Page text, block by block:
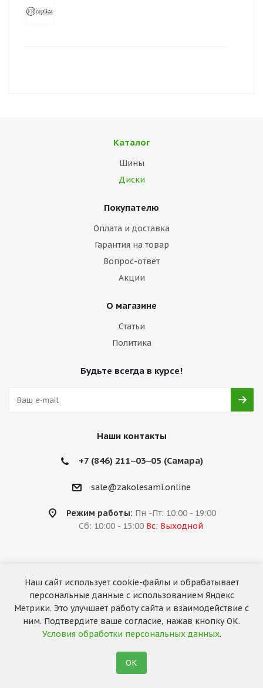
Каталог
Шины
Диски
Покупателю
Оплата и доставка
Гарантия на товар
Вопрос-ответ
Акции
О магазине
Статьи
Политика
Будьте всегда в курсе!
Наши контакты
+7 (846) 211‒03‒05 (Самара)
sale@zakolesami.online
Режим работы: Пн -Пт: 10:00 - 19:00
Сб: 10:00 - 15:00 Вс: Выходной
2026 © «За колёсами.Online»
Запуск сайта —RuMaster
Наш сайт использует cookie-файлы и обрабатывает
персональные данные с использованием Яндекс
Метрики. Это улучшает работу сайта и взаимодействие с
ним. Подтвердите ваше согласие, нажав кнопку ОК.
Условия обработки персональных данных.
ОК